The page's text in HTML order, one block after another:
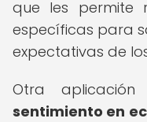
que les permite
específicas para
expectativas de
Otra
sentimiento en